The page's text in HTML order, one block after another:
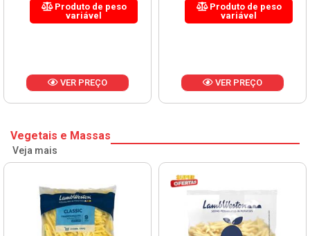
Produto de peso
variável
VER PREÇO
Produto de peso
variável
VER PREÇO
Vegetais e Massas
Veja mais